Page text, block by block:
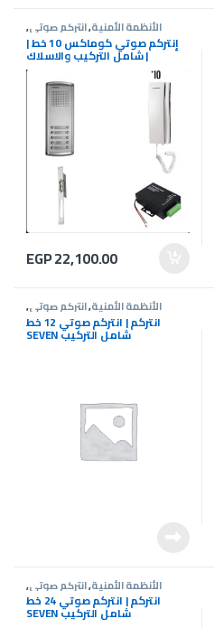
الأنظمة الأمنية,انتركم صوتى,
عروض انتركم
إنتركم صوتي كوماكس 10 خط |
شامل التركيب والاسلاك |
commax
EGP22,100.00
الأنظمة الأمنية,انتركم صوتى,
عروض انتركم
انتركم | انتركم صوتي 12 خط
SEVEN شامل التركيب
الأنظمة الأمنية,انتركم صوتى,
عروض انتركم
انتركم | انتركم صوتي 24 خط
SEVEN شامل التركيب